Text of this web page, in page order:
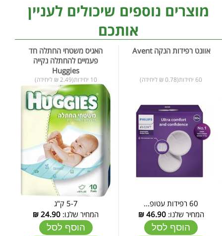
מוצרים נוספים שיכולים לעניין
אותכם
אוונט רפידות הנקה Avent
60 יחידות(0.78 ₪ ליחידה)
60 רפידות עטופ...
המחיר שלנו:46.90
₪
הוסף לסל
האגיס משטחי החתלה חד
פעמיים להחתלה נקייה
Huggies
10 יחידות(2.49 ₪ ליחידה)
5-7 ק"ג
המחיר שלנו: 24.90
₪
הוסף לסל